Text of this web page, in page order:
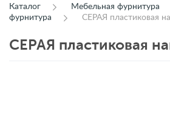
Каталог Мебельная фурнитура
фурнитура
СЕРАЯ пластиковая
СЕРАЯ пластиковая